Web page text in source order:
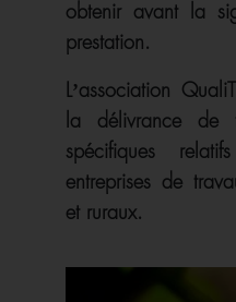
obtenir avant la
prestation.
L’association
la délivrance de
spécifiques
entreprises de
et ruraux.